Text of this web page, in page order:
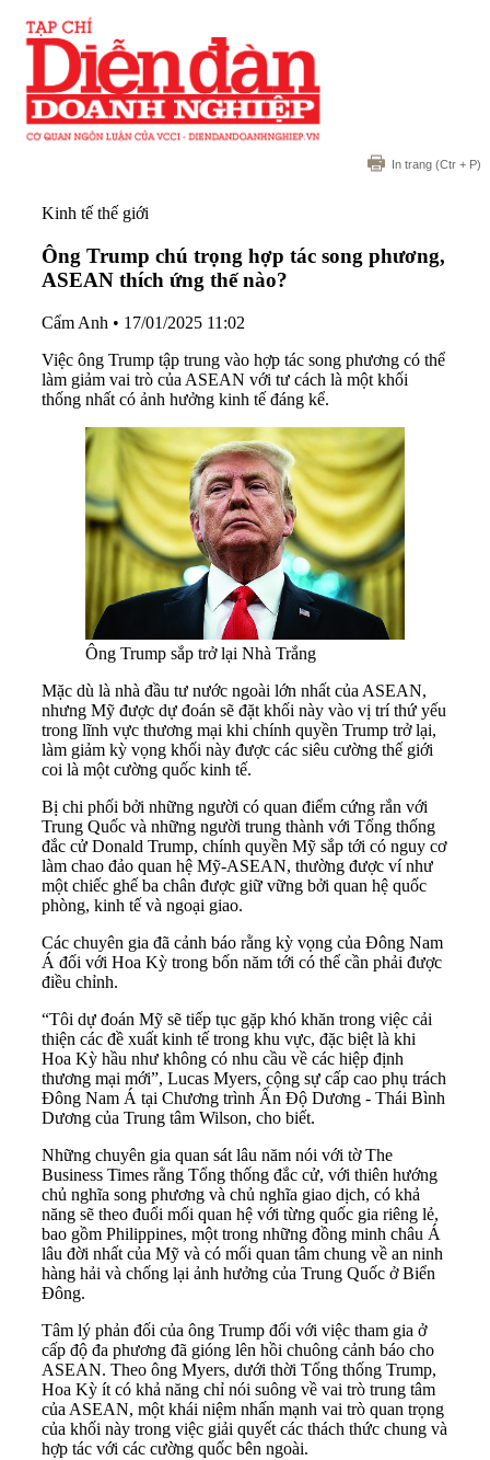
In trang (Ctr + P)
Kinh tế thế giới
Ông Trump chú trọng hợp tác song phương,
ASEAN thích ứng thế nào?
Cẩm Anh • 17/01/2025 11:02
Việc ông Trump tập trung vào hợp tác song phương có thể
làm giảm vai trò của ASEAN với tư cách là một khối
thống nhất có ảnh hưởng kinh tế đáng kể.
Ông Trump sắp trở lại Nhà Trắng
Mặc dù là nhà đầu tư nước ngoài lớn nhất của ASEAN,
nhưng Mỹ được dự đoán sẽ đặt khối này vào vị trí thứ yếu
trong lĩnh vực thương mại khi chính quyền Trump trở lại,
làm giảm kỳ vọng khối này được các siêu cường thế giới
coi là một cường quốc kinh tế.
Bị chi phối bởi những người có quan điểm cứng rắn với
Trung Quốc và những người trung thành với Tổng thống
đắc cử Donald Trump, chính quyền Mỹ sắp tới có nguy cơ
làm chao đảo quan hệ Mỹ-ASEAN, thường được ví như
một chiếc ghế ba chân được giữ vững bởi quan hệ quốc
phòng, kinh tế và ngoại giao.
Các chuyên gia đã cảnh báo rằng kỳ vọng của Đông Nam
Á đối với Hoa Kỳ trong bốn năm tới có thể cần phải được
điều chỉnh.
“Tôi dự đoán Mỹ sẽ tiếp tục gặp khó khăn trong việc cải
thiện các đề xuất kinh tế trong khu vực, đặc biệt là khi
Hoa Kỳ hầu như không có nhu cầu về các hiệp định
thương mại mới”, Lucas Myers, cộng sự cấp cao phụ trách
Đông Nam Á tại Chương trình Ấn Độ Dương - Thái Bình
Dương của Trung tâm Wilson, cho biết.
Những chuyên gia quan sát lâu năm nói với tờ The
Business Times rằng Tổng thống đắc cử, với thiên hướng
chủ nghĩa song phương và chủ nghĩa giao dịch, có khả
năng sẽ theo đuổi mối quan hệ với từng quốc gia riêng lẻ,
bao gồm Philippines, một trong những đồng minh châu Á
lâu đời nhất của Mỹ và có mối quan tâm chung về an ninh
hàng hải và chống lại ảnh hưởng của Trung Quốc ở Biển
Đông.
Tâm lý phản đối của ông Trump đối với việc tham gia ở
cấp độ đa phương đã gióng lên hồi chuông cảnh báo cho
ASEAN. Theo ông Myers, dưới thời Tổng thống Trump,
Hoa Kỳ ít có khả năng chỉ nói suông về vai trò trung tâm
của ASEAN, một khái niệm nhấn mạnh vai trò quan trọng
của khối này trong việc giải quyết các thách thức chung và
hợp tác với các cường quốc bên ngoài.